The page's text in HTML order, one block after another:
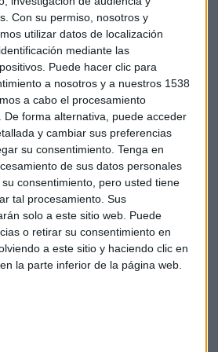
Con su permiso, nosotros y
utilizar datos de localización
mediante las
Puede hacer clic para
a nosotros y a nuestros 1538
a cabo el procesamiento
De forma alternativa, puede acceder
y cambiar sus preferencias
su consentimiento. Tenga en
de sus datos personales
consentimiento, pero usted tiene
tal procesamiento. Sus
solo a este sitio web. Puede
o retirar su consentimiento en
a este sitio y haciendo clic en
la parte inferior de la página web.
del partido de Lula, Fernando
el voto de todos los partidos de
una encuesta en una segunda
empatados en torno a un 45 %
quiere el apoyo Laborista con
formaciones más pero que apenas
También ha reclamado el voto a
llegado al 1%.
Brasil Haddad